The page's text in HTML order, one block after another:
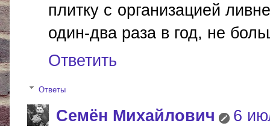
плитку с организацией
один-два раза в год, не
Ответить
Ответы
Cемён Михайлович
6